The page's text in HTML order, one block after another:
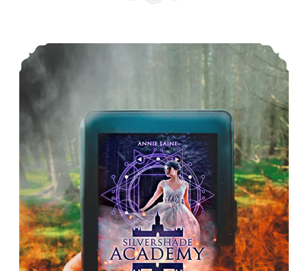
*Rezension* -> Silvershade Academy 1: Verborgenes Schicksal von Annie Laine